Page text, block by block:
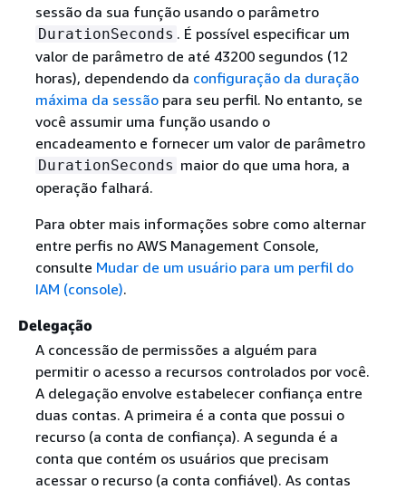
sessão da sua função usando o parâmetro
DurationSeconds . É possível especificar um
valor de parâmetro de até 43200 segundos (12
horas), dependendo da configuração da duração
máxima da sessãopara seu perfil. No entanto, se
você assumir uma função usando o
encadeamento e fornecer um valor de parâmetro
DurationSeconds maior do que uma hora, a
operação falhará.
Para obter mais informações sobre como alternar
entre perfis no AWS Management Console,
consulte Mudar de um usuário para um perfil do
IAM (console).
Delegação
A concessão de permissões a alguém para
permitir o acesso a recursos controlados por você.
A delegação envolve estabelecer confiança entre
duas contas. A primeira é a conta que possui o
recurso (a conta de confiança). A segunda é a
conta que contém os usuários que precisam
acessar o recurso (a conta confiável). As contas